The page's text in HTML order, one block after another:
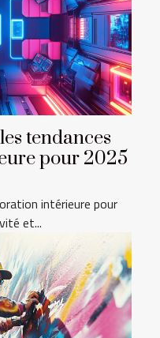
tendances
pour 2025
intérieure pour
et...